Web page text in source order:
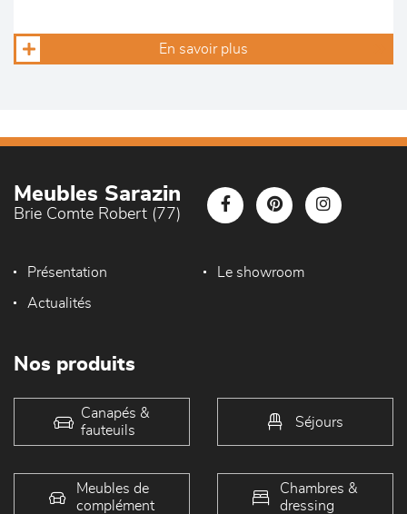
En savoir plus
Meubles Sarazin
Brie Comte Robert (77)
Présentation Le showroom
Actualités
Nos produits
Canapés &
fauteuils
Séjours
Meubles de
complément
Chambres &
dressing